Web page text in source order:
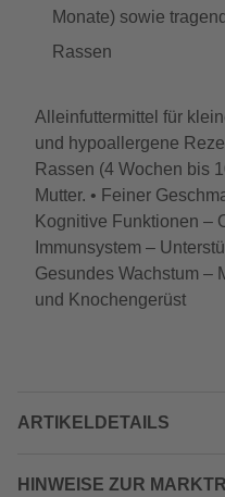
Monate) sowie
Rassen
Alleinfuttermittel für
und hypoallergene
Rassen (4 Wochen bis
Mutter. • Feiner
Kognitive Funktionen –
Immunsystem –
Gesundes Wachstum –
und Knochengerüst
ARTIKELDETAILS
HINWEISE ZUR